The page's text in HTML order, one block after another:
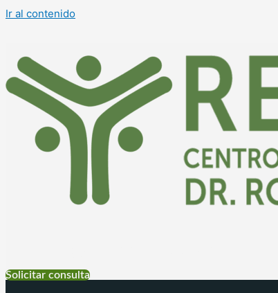
Ir al contenido
Solicitar consulta